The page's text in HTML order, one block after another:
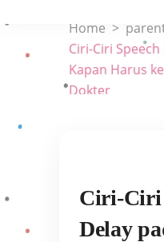
Home >
Ciri-Ciri
Kapan Harus
Dokter
Ciri-Ciri
Delay